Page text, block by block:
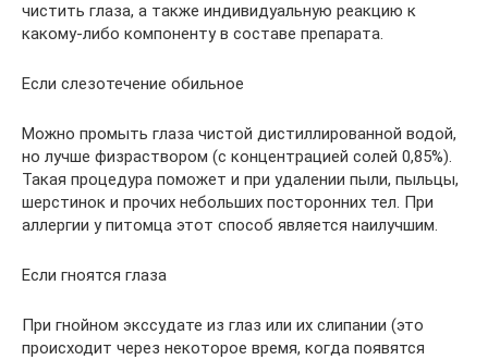
чистить глаза, а также индивидуальную реакцию к
какому-либо компоненту в составе препарата.
Если слезотечение обильное
Можно промыть глаза чистой дистиллированной водой,
но лучше физраствором (с концентрацией солей 0,85%).
Такая процедура поможет и при удалении пыли, пыльцы,
шерстинок и прочих небольших посторонних тел. При
аллергии у питомца этот способ является наилучшим.
Если гноятся глаза
При гнойном экссудате из глаз или их слипании (это
происходит через некоторое время, когда появятся